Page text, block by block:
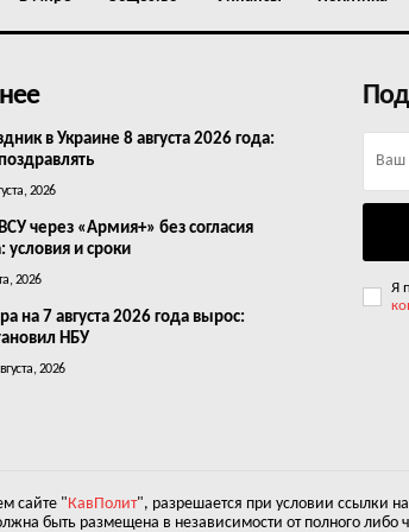
в Украине 8 августа 2026 года:
2026
через «Армия+» без согласия
условия и сроки
2026
на 7 августа 2026 года вырос:
НБУ
2026
Я
сайте " КавПолит", разрешается при условии ссылки на
быть размещена в независимости от полного либо